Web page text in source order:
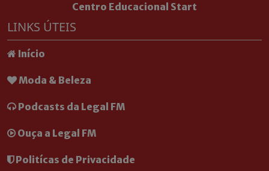
Centro Educacional Start
LINKS ÚTEIS
Início
Moda & Beleza
Podcasts da Legal FM
Ouça a Legal FM
Politícas de Privacidade